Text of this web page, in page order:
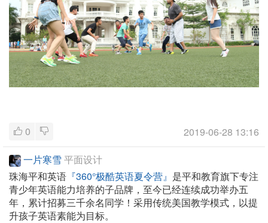
0
2019-06-28 13:16
一片寒雪 平面设计
珠海平和英语 『360°极酷英语夏令营』 是平和教育旗下专注
青少年英语能力培养的子品牌，至今已经连续成功举办五
年，累计招募三千余名同学！采用传统美国教学模式，以提
升孩子英语素能为目标。